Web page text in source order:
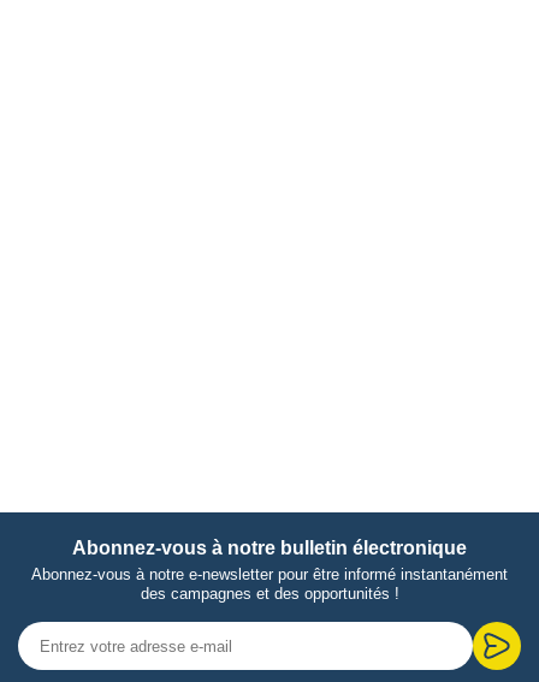
Abonnez-vous à notre bulletin électronique
Abonnez-vous à notre e-newsletter pour être informé instantanément
des campagnes et des opportunités !